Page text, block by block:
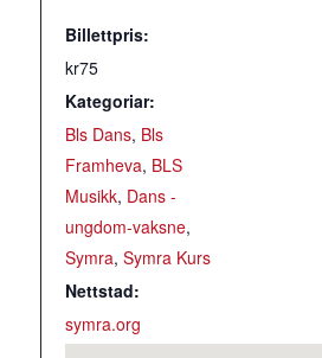
Billettpris:
kr75
Kategoriar:
Bls Dans, Bls
Framheva, BLS
Musikk, Dans -
ungdom-vaksne,
Symra, Symra Kurs
Nettstad:
symra.org